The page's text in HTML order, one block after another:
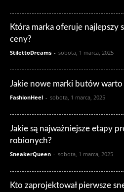
Która marka oferuje najlepszy
ceny?
StilettoDreams - sobota, 1 marca, 2025
Jakie nowe marki butów warto
FashionHeel - sobota, 1 marca, 2025
Jakie są najważniejsze etapy
robionych?
SneakerQueen - sobota, 1 marca, 2025
Kto zaprojektował pierwsze